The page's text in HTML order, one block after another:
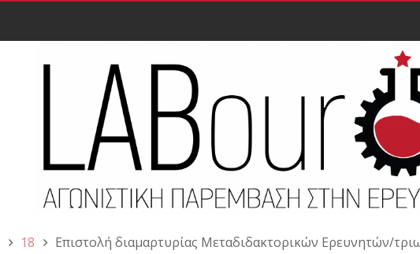
18 Επιστολή διαμαρτυρίας Μεταδιδακτορικών Ερευνητών/